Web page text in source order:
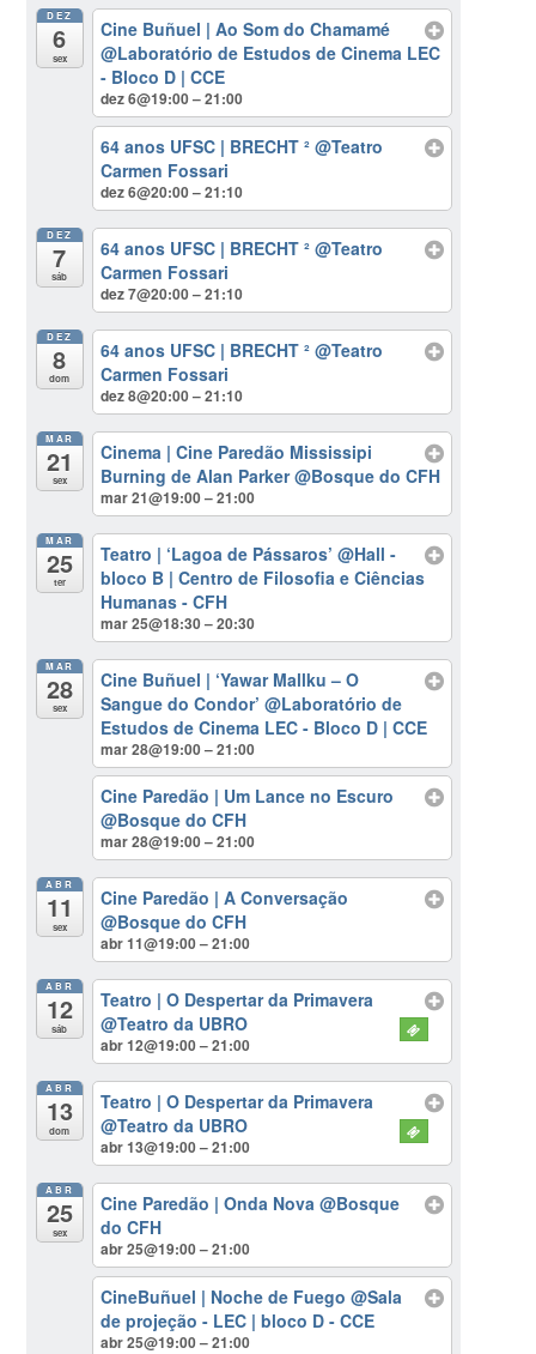
DEZ
6
sex
Cine Buñuel | Ao Som do Chamamé
@Laboratório de Estudos de Cinema LEC
- Bloco D | CCE
dez 6@19:00 – 21:00
64 anos UFSC | BRECHT ²@Teatro
Carmen Fossari
dez 6@20:00 – 21:10
DEZ
7
sáb
64 anos UFSC | BRECHT ²@Teatro
Carmen Fossari
dez 7@20:00 – 21:10
DEZ
8
dom
64 anos UFSC | BRECHT ²@Teatro
Carmen Fossari
dez 8@20:00 – 21:10
MAR
21
sex
Cinema | Cine Paredão Mississipi
Burning de Alan Parker@Bosque do CFH
mar 21@19:00 – 21:00
MAR
25
ter
Teatro | ‘Lagoa de Pássaros’@Hall -
bloco B | Centro de Filosofia e Ciências
Humanas - CFH
mar 25@18:30 – 20:30
MAR
28
sex
Cine Buñuel | ‘Yawar Mallku – O
Sangue do Condor’@Laboratório de
Estudos de Cinema LEC - Bloco D | CCE
mar 28@19:00 – 21:00
Cine Paredão | Um Lance no Escuro
@Bosque do CFH
mar 28@19:00 – 21:00
ABR
11
sex
Cine Paredão | A Conversação
@Bosque do CFH
abr 11@19:00 – 21:00
ABR
12
sáb
Teatro | O Despertar da Primavera
@Teatro da UBRO
abr 12@19:00 – 21:00
ABR
13
dom
Teatro | O Despertar da Primavera
@Teatro da UBRO
abr 13@19:00 – 21:00
ABR
25
sex
Cine Paredão | Onda Nova@Bosque
do CFH
abr 25@19:00 – 21:00
CineBuñuel | Noche de Fuego@Sala
de projeção - LEC | bloco D - CCE
abr 25@19:00 – 21:00